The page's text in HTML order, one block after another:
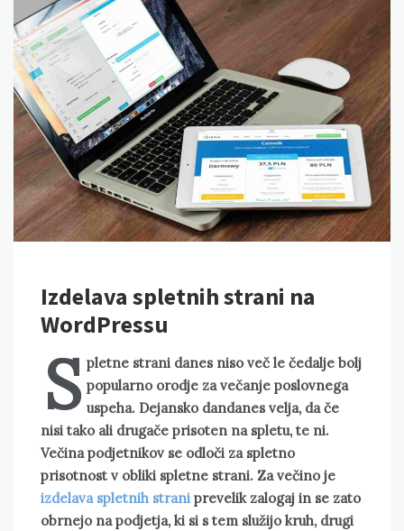
Izdelava spletnih strani na
WordPressu
S pletne strani danes niso več le čedalje bolj
popularno orodje za večanje poslovnega
uspeha. Dejansko dandanes velja, da če
nisi tako ali drugače prisoten na spletu, te ni.
Večina podjetnikov se odloči za spletno
prisotnost v obliki spletne strani. Za večino je
izdelava spletnih strani prevelik zalogaj in se zato
obrnejo na podjetja, ki si s tem služijo kruh, drugi